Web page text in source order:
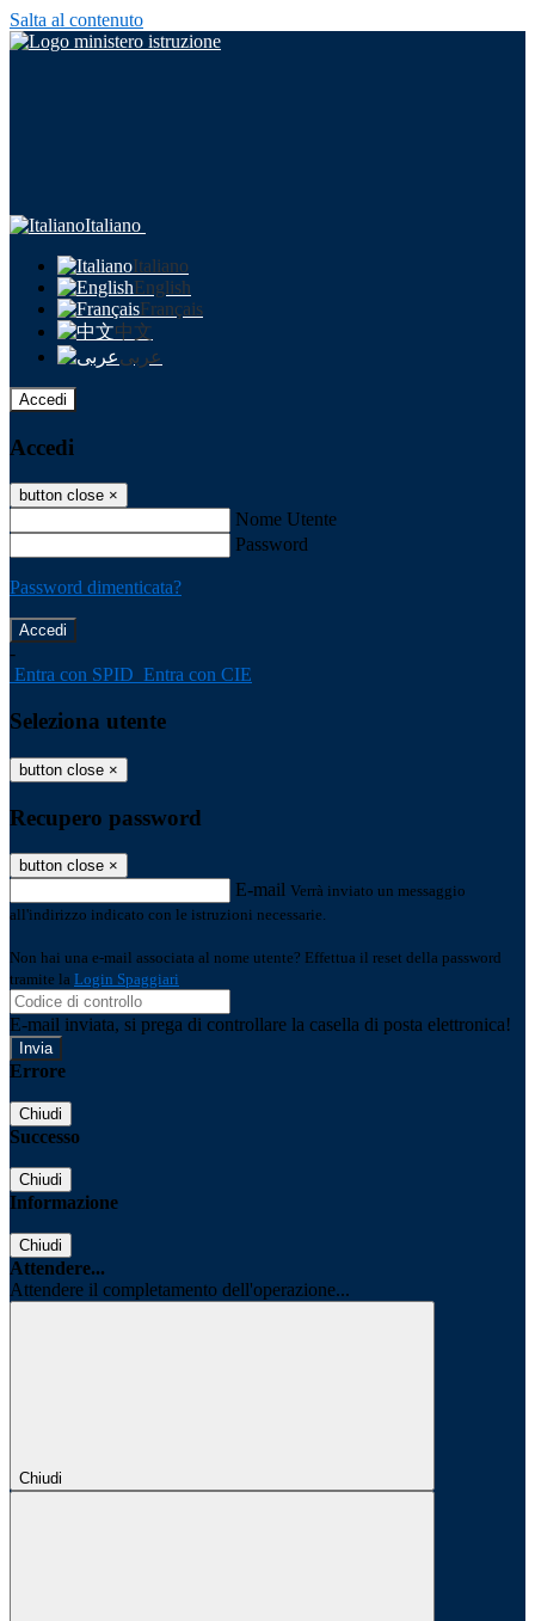
Salta al contenuto
Italiano
Italiano
English
Français
中文
عربى
Accedi
Accedi
button close ×
Nome Utente
Password
Password dimenticata?
-
Entra con SPID Entra con CIE
Seleziona utente
button close ×
Recupero password
button close ×
E-mail Verrà inviato un messaggio
all'indirizzo indicato con le istruzioni necessarie.
Non hai una e-mail associata al nome utente? Effettua il reset della password
tramite la Login Spaggiari
E-mail inviata, si prega di controllare la casella di posta elettronica!
Errore
Chiudi
Successo
Chiudi
Informazione
Chiudi
Attendere...
Attendere il completamento dell'operazione...
Chiudi